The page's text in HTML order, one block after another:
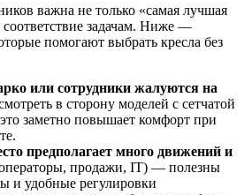
важна не только «самая лучшая
соответствие задачам. Ниже —
помогают выбрать кресла без
или сотрудники жалуются на
в сторону моделей с сетчатой
заметно повышает комфорт при
предполагает много движений и
продажи, IT) — полезны
и удобные регулировки